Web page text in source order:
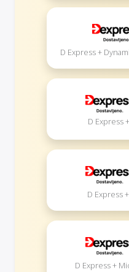
D Express +
D Express
D Express
D Express +